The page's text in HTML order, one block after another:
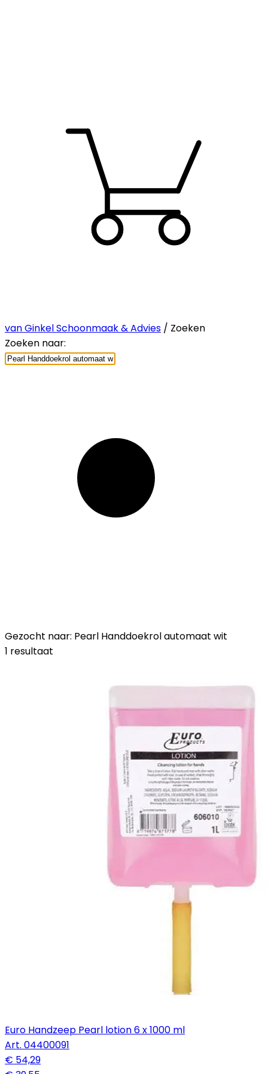
van Ginkel Schoonmaak & Advies / Zoeken
Zoeken naar:
Gezocht naar: Pearl Handdoekrol automaat wit
1 resultaat
Euro Handzeep Pearl lotion 6 x 1000 ml
Art. 04400091
€ 54,29